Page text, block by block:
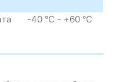
-40 °С - +60 °С